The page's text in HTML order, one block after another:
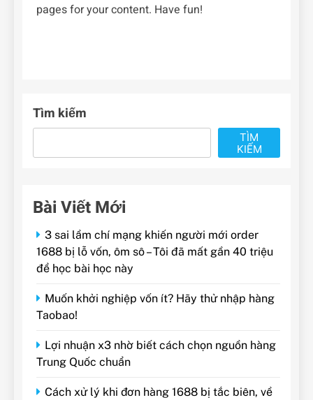
pages for your content. Have fun!
Tìm kiếm
TÌM
KIẾM
Bài Viết Mới
3 sai lầm chí mạng khiến người mới order
1688 bị lỗ vốn, ôm sô – Tôi đã mất gần 40 triệu
để học bài học này
Muốn khởi nghiệp vốn ít? Hãy thử nhập hàng
Taobao!
Lợi nhuận x3 nhờ biết cách chọn nguồn hàng
Trung Quốc chuẩn
Cách xử lý khi đơn hàng 1688 bị tắc biên, về